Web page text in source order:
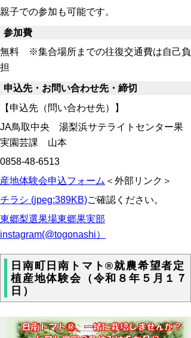
親子での参加も可能です。
参加費
無料 ※集合場所までの往復交通費は自己負
担
申込先・お問い合わせ先・締切
【申込先（問い合わせ先）】
JA鳥取中央 湯梨浜サテライトセンター果
実園芸課 山本
0858-48-6513
産地体験会申込フォーム ＜外部リンク＞
チラシ (jpeg:389KB)ご確認ください。
東郷梨選果場東郷果実部
instagram(@togonashi）
日南町日南トマト®就農希望者定
植産地体験会（令和８年５月１７
日）